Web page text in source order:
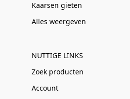
Kaarsen gieten
Alles weergeven
NUTTIGE LINKS
Zoek producten
Account